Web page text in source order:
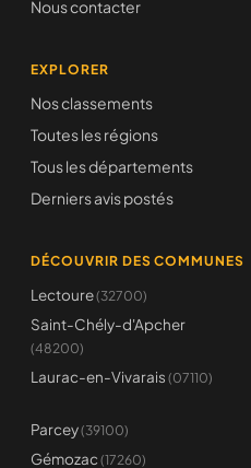
Nous contacter
EXPLORER
Nos classements
Toutes les régions
Tous les départements
Derniers avis postés
DÉCOUVRIR DES COMMUNES
Lectoure(32700)
Saint-Chély-d'Apcher
(48200)
Laurac-en-Vivarais (07110)
Parcey(39100)
Gémozac (17260)